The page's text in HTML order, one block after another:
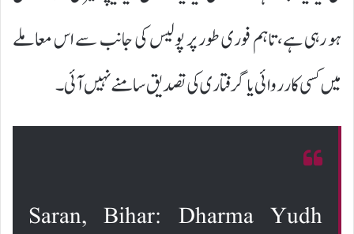
ہو رہی ہے، تاہم فوری طور پر پولیس کی جانب سے اس معاملے
میں کسی کارروائی یا گرفتاری کی تصدیق سامنے نہیں آئی۔
Saran, Bihar: Dharma Yudh